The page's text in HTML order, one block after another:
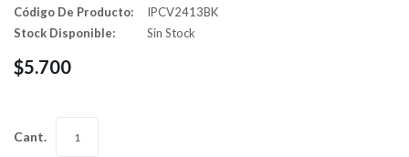
Código De Producto:
IPCV2413BK
Stock Disponible:
Sin Stock
$5.700
Cant.